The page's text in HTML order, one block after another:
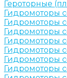
Героторные
Гидромоторы
Гидромоторы
Гидромоторы
Гидромоторы
Гидромоторы
Гидромоторы
Гидромоторы